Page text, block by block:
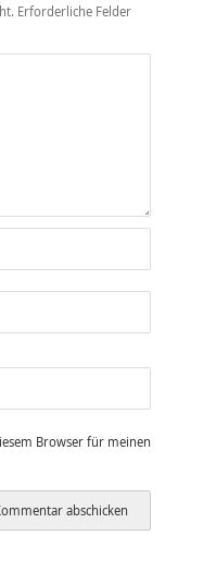
Erforderliche Felder
Browser für meinen